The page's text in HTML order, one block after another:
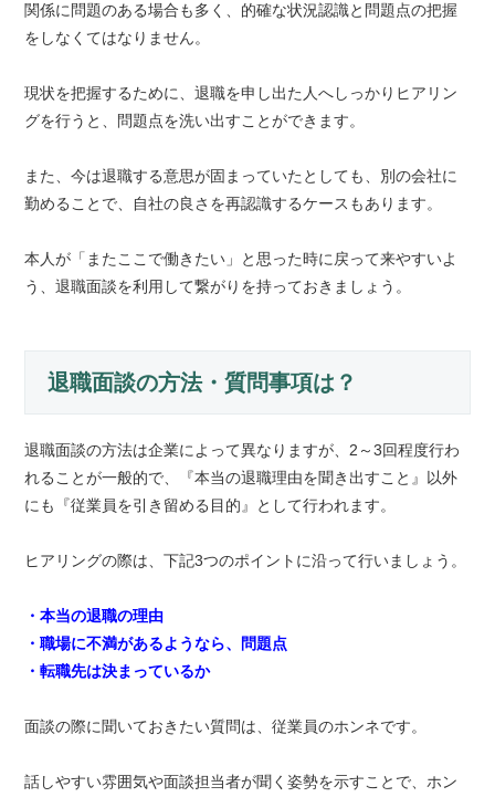
関係に問題のある場合も多く、的確な状況認識と問題点の把握
をしなくてはなりません。
現状を把握するために、退職を申し出た人へしっかりヒアリン
グを行うと、問題点を洗い出すことができます。
また、今は退職する意思が固まっていたとしても、別の会社に
勤めることで、自社の良さを再認識するケースもあります。
本人が「またここで働きたい」と思った時に戻って来やすいよ
う、退職面談を利用して繋がりを持っておきましょう。
退職面談の方法・質問事項は？
退職面談の方法は企業によって異なりますが、2～3回程度行わ
れることが一般的で、『本当の退職理由を聞き出すこと』以外
にも『従業員を引き留める目的』として行われます。
ヒアリングの際は、下記3つのポイントに沿って行いましょう。
・本当の退職の理由
・職場に不満があるようなら、問題点
・転職先は決まっているか
面談の際に聞いておきたい質問は、従業員のホンネです。
話しやすい雰囲気や面談担当者が聞く姿勢を示すことで、ホン